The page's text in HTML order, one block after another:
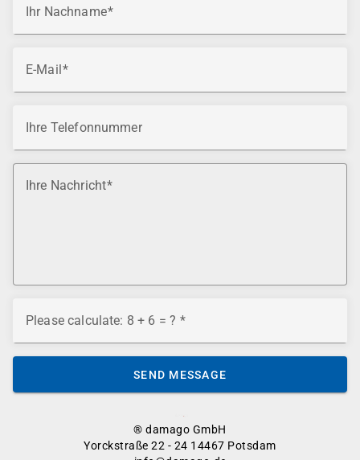
® damago GmbH
Yorckstraße 22 - 24 14467 Potsdam
Ihr Nachname
E-Mail
Ihre Telefonnummer
Ihre Nachricht
Please calculate: 8 + 6 = ?
SEND MESSAGE